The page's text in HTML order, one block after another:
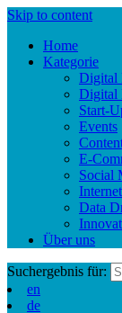
Skip to content
Home
Kategorie
Digital
Digital
Start-
Events
E-
Social
Data
Über uns
Suchergebnis für:
en
de